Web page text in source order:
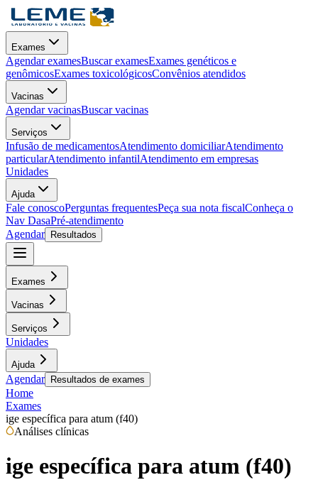
Exames
Agendar examesBuscar examesExames genéticos e
genômicosExames toxicológicosConvênios atendidos
Vacinas
Agendar vacinasBuscar vacinas
Serviços
Infusão de medicamentosAtendimento domiciliarAtendimento
particularAtendimento infantilAtendimento em empresas
Unidades
Ajuda
Fale conoscoPerguntas frequentesPeça sua nota fiscalConheça o
Nav DasaPré-atendimento
Agendar
Resultados
Exames
Vacinas
Serviços
Unidades
Ajuda
Agendar Resultados de exames
Home
Exames
ige específica para atum (f40)
Análises clínicas
ige específica para atum (f40)